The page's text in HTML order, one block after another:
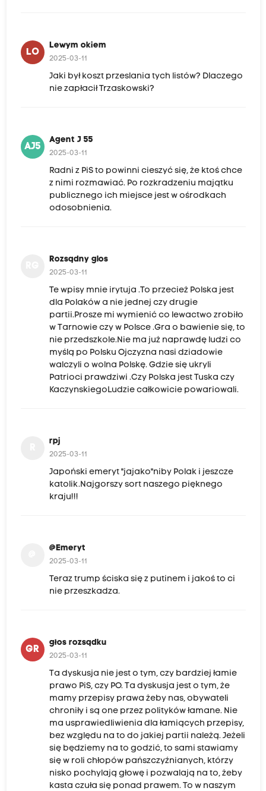
LO
Lewym okiem
2025-03-11
Jaki był koszt przeslania tych listów? Dlaczego
nie zapłacił Trzaskowski?
AJ5
Agent J 55
2025-03-11
Radni z PiS to powinni cieszyć się, że ktoś chce
z nimi rozmawiać. Po rozkradzeniu majątku
publicznego ich miejsce jest w ośrodkach
odosobnienia.
Rozsądny glos
2025-03-11
Te wpisy mnie irytuja .To przecież Polska jest
dla Polaków a nie jednej czy drugie
partii.Prosze mi wymienić co lewactwo zrobiło
w Tarnowie czy w Polsce .Gra o bawienie się, to
nie przedszkole.Nie ma już naprawdę ludzi co
myślą po Polsku Ojczyzna nasi dziadowie
walczyli o wolna Polskę. Gdzie się ukryli
Patrioci prawdziwi .Czy Polska jest Tuska czy
KaczynskiegoLudzie całkowicie powariowali.
rpj
2025-03-11
Japoński emeryt "jajako"niby Polak i jeszcze
katolik.Najgorszy sort naszego pięknego
kraju!!!
@Emeryt
2025-03-11
Teraz trump ściska się z putinem i jakoś to ci
nie przeszkadza.
GR
głos rozsądku
2025-03-11
Ta dyskusja nie jest o tym, czy bardziej łamie
prawo PiS, czy PO. Ta dyskusja jest o tym, że
mamy przepisy prawa żeby nas, obywateli
chroniły i są one przez polityków łamane. Nie
ma usprawiedliwienia dla łamiących przepisy,
bez względu na to do jakiej partii należą. Jeżeli
się będziemy na to godzić, to sami stawiamy
się w roli chłopów pańszczyźnianych, którzy
nisko pochylają głowę i pozwalają na to, żeby
kasta czuła się ponad prawem. To w naszym